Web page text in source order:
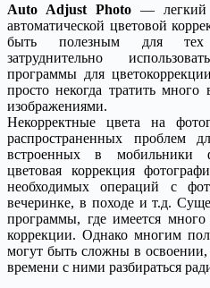
Auto Adjust Photo — легкий
автоматической цветовой
быть полезным для тех
затруднительно
программы для
просто некогда тратить
изображениями.
Некорректные цвета на
распространенных проблем
встроенных в мобильники
цветовая коррекция
необходимых операций с
вечеринке, в походе и т.д.
программы, где имеется
коррекции. Однако многим
могут быть сложны в
времени с ними разбираться